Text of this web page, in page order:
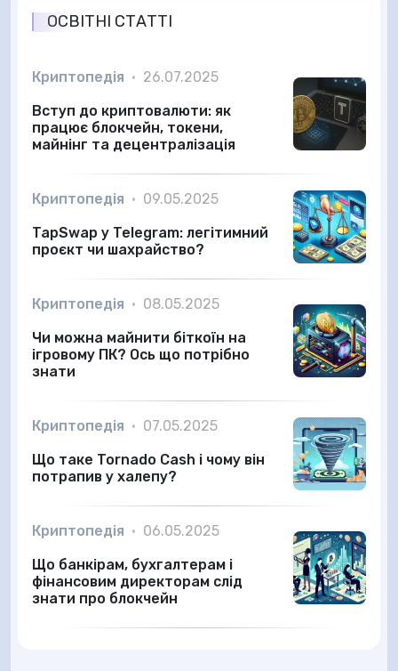
ОСВІТНІ СТАТТІ
Криптопедія • 26.07.2025
Вступ до криптовалюти: як
працює блокчейн, токени,
майнінг та децентралізація
Криптопедія • 09.05.2025
TapSwap у Telegram: легітимний
проєкт чи шахрайство?
Криптопедія • 08.05.2025
Чи можна майнити біткоїн на
ігровому ПК? Ось що потрібно
знати
Криптопедія • 07.05.2025
Що таке Tornado Cash і чому він
потрапив у халепу?
Криптопедія • 06.05.2025
Що банкірам, бухгалтерам і
фінансовим директорам слід
знати про блокчейн